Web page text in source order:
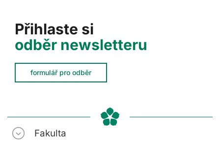
Přihlaste si
odběr newsletteru
formulář pro odběr
Fakulta